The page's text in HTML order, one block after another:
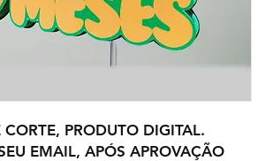
PRODUTO DIGITAL.
EMAIL, APÓS APROVAÇÃO